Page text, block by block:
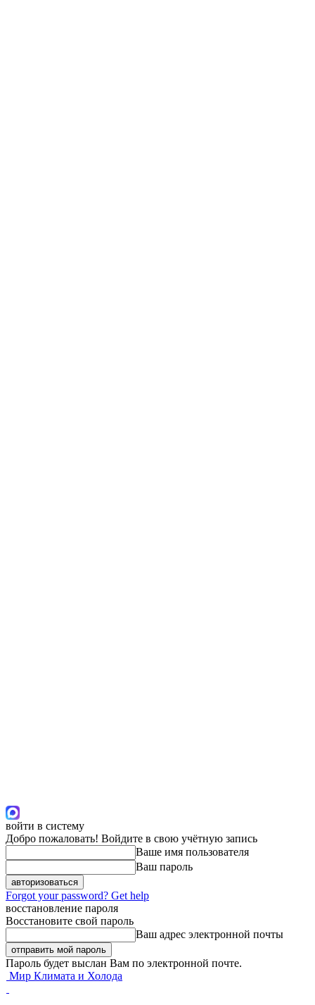
войти в систему
Добро пожаловать! Войдите в свою учётную запись
Ваше имя пользователя
Ваш пароль
Forgot your password? Get help
восстановление пароля
Восстановите свой пароль
Ваш адрес электронной почты
Пароль будет выслан Вам по электронной почте.
Мир Климата и Холода